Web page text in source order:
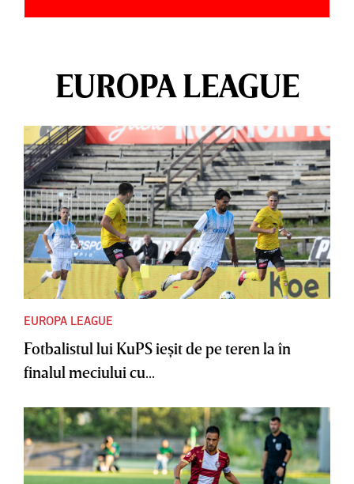
EUROPA LEAGUE
EUROPA LEAGUE
Fotbalistul lui KuPS ieşit de pe teren la în
finalul meciului cu...